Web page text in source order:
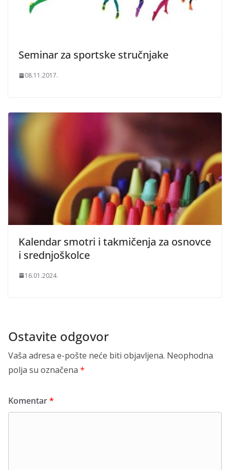
Seminar za sportske stručnjake
08.11.2017.
Kalendar smotri i takmičenja za osnovce
i srednjoškolce
16.01.2024.
Ostavite odgovor
Vaša adresa e-pošte neće biti objavljena. Neophodna
polja su označena *
Komentar*